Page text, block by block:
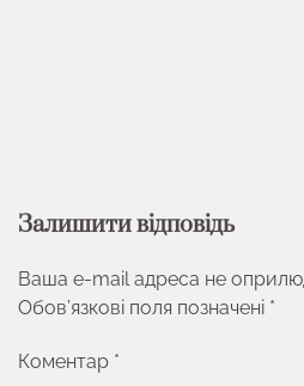
Залишити відповідь
Ваша e-mail адреса не
Обов’язкові поля позначені *
Коментар *